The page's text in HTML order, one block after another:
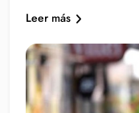
Leer más